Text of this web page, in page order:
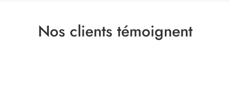
Nos clients témoignent